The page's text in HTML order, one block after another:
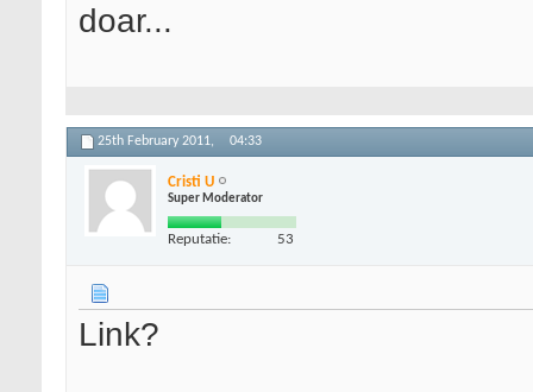
doar...
25th February 2011, 04:33
Cristi U
Super Moderator
Reputatie: 53
Link?